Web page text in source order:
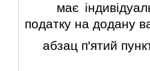
має
податку на додану
абзац п'ятий